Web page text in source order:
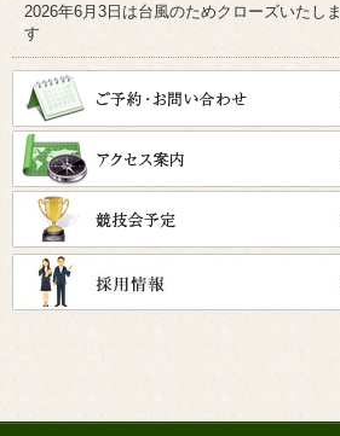
2026年6月3日は台風のためクローズいたしま
す